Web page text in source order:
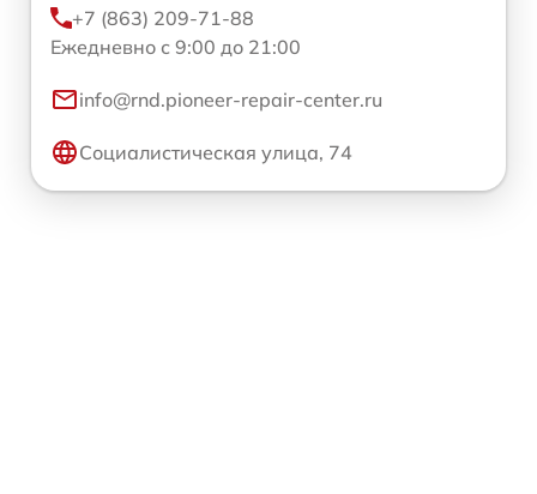
+7 (863) 209-71-88
Ежедневно с 9:00 до 21:00
info@rnd.pioneer-repair-center.ru
Социалистическая улица, 74